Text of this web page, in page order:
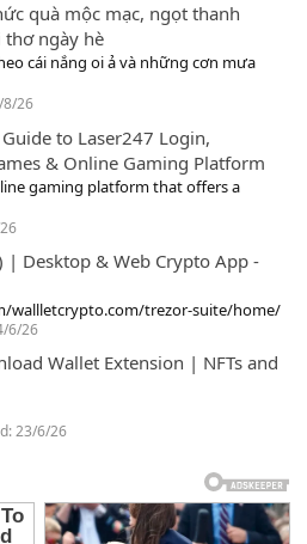
quà mộc mạc, ngọt thanh
ngày hè
cái nắng oi ả và những cơn mưa
8/26
to Laser247 Login,
& Online Gaming Platform
gaming platform that offers a
| Desktop & Web Crypto App -
wallletcrypto.com/trezor-suite/home/
6/26
Wallet Extension | NFTs and
23/6/26